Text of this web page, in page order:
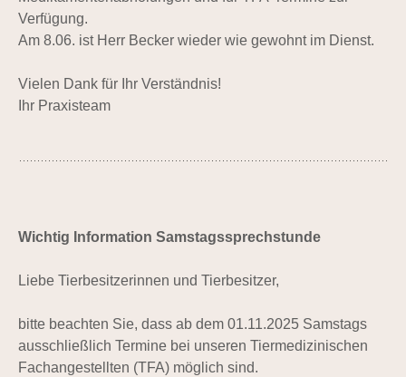
Verfügung.
Am 8.06. ist Herr Becker wieder wie gewohnt im Dienst.
Vielen Dank für Ihr Verständnis!
Ihr Praxisteam
Wichtig Information Samstagssprechstunde
Liebe Tierbesitzerinnen und Tierbesitzer,
bitte beachten Sie, dass ab dem 01.11.2025 Samstags
ausschließlich Termine bei unseren Tiermedizinischen
Fachangestellten (TFA) möglich sind.